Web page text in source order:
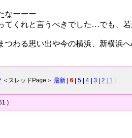
なーーー
てくれと言うべきでした…でも、
つわる思い出や今の横浜、新横浜
＜スレッドPage＞ 最新| 6| 5| 4| 3 2 1
)